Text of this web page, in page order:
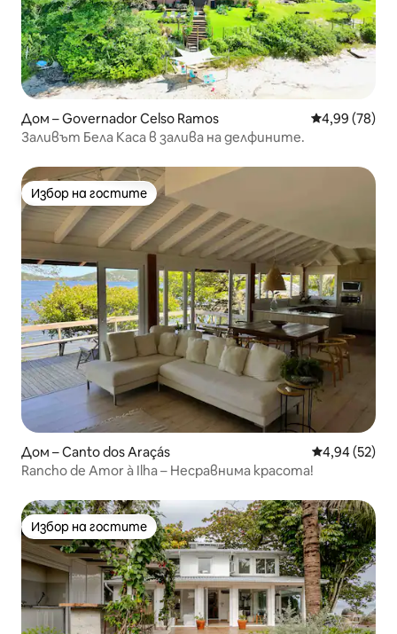
Дом – Governador Celso Ramos Средна
4,99 (78)
Заливът Бела Каса в залива на делфините.
Избор на гостите
Избор на гостите
Дом – Canto dos Araçás Средна
4,94 (52)
Rancho de Amor à Ilha – Несравнима красота!
Избор на гостите
Избор на гостите